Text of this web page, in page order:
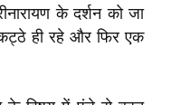
के दर्शन को जा
ही रहे और फिर एक